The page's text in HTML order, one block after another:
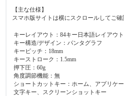
【主な仕様】
スマホ版サイトは横にスクロールしてご確
キーレイアウト：84キー日本語レイアウト
キー構造/デザイン：パンタグラフ
キーピッチ：18mm
キーストローク：1.5mm
押下圧：60g
角度調節機能：無
ショートカットキー：ホーム、アプリケ
文字キー、スクリーンショットキー